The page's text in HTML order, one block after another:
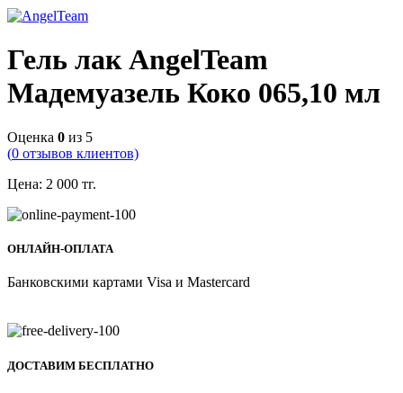
Гель лак AngelTeam
Мадемуазель Коко 065,10 мл
Оценка 0 из 5
(0 отзывов клиентов)
Цена: 2 000 тг.
ОНЛАЙН-ОПЛАТА
Банковскими картами Visa и Mastercard
ДОСТАВИМ БЕСПЛАТНО